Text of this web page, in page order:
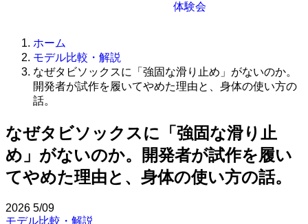
体験会
ホーム
モデル比較・解説
なぜタビソックスに「強固な滑り止め」がないのか。
開発者が試作を履いてやめた理由と、身体の使い方の
話。
なぜタビソックスに「強固な滑り止
め」がないのか。開発者が試作を履い
てやめた理由と、身体の使い方の話。
2026 5/09
モデル比較・解説